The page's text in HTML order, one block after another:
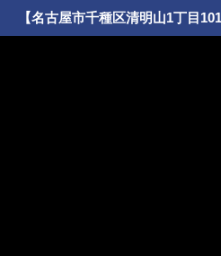
【名古屋市千種区清明山1丁目